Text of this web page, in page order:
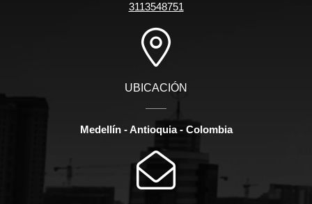
3113548751
UBICACIÓN
Medellín - Antioquia - Colombia